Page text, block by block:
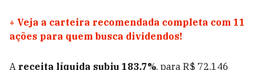
+ Veja a carteira recomendada completa com 11
ações para quem busca dividendos!
A receita líquida subiu 183,7%, para R$ 72,146